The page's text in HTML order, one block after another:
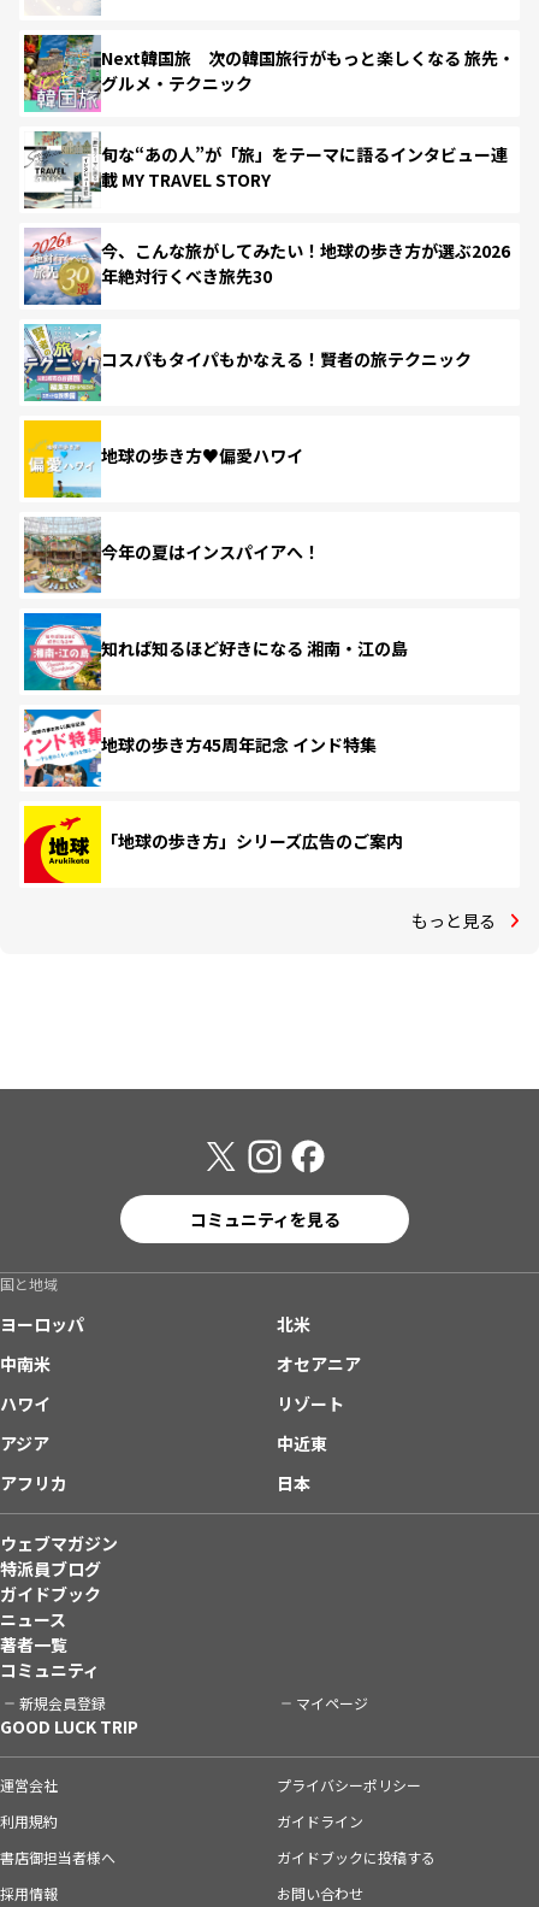
Next韓国旅 次の韓国旅行がもっと楽しくなる 旅先・
グルメ・テクニック
旬な“あの人”が「旅」をテーマに語るインタビュー連
載 MY TRAVEL STORY
今、こんな旅がしてみたい！地球の歩き方が選ぶ2026
年絶対行くべき旅先30
コスパもタイパもかなえる！賢者の旅テクニック
地球の歩き方♥偏愛ハワイ
今年の夏はインスパイアへ！
知れば知るほど好きになる 湘南・江の島
地球の歩き方45周年記念 インド特集
「地球の歩き方」シリーズ広告のご案内
もっと見る
コミュニティを見る
国と地域
ヨーロッパ
北米
中南米
オセアニア
ハワイ
リゾート
アジア
中近東
アフリカ
日本
ウェブマガジン
特派員ブログ
ガイドブック
ニュース
著者一覧
コミュニティ
新規会員登録 マイページ
GOOD LUCK TRIP
運営会社
プライバシーポリシー
利用規約
ガイドライン
書店御担当者様へ
ガイドブックに投稿する
採用情報
お問い合わせ